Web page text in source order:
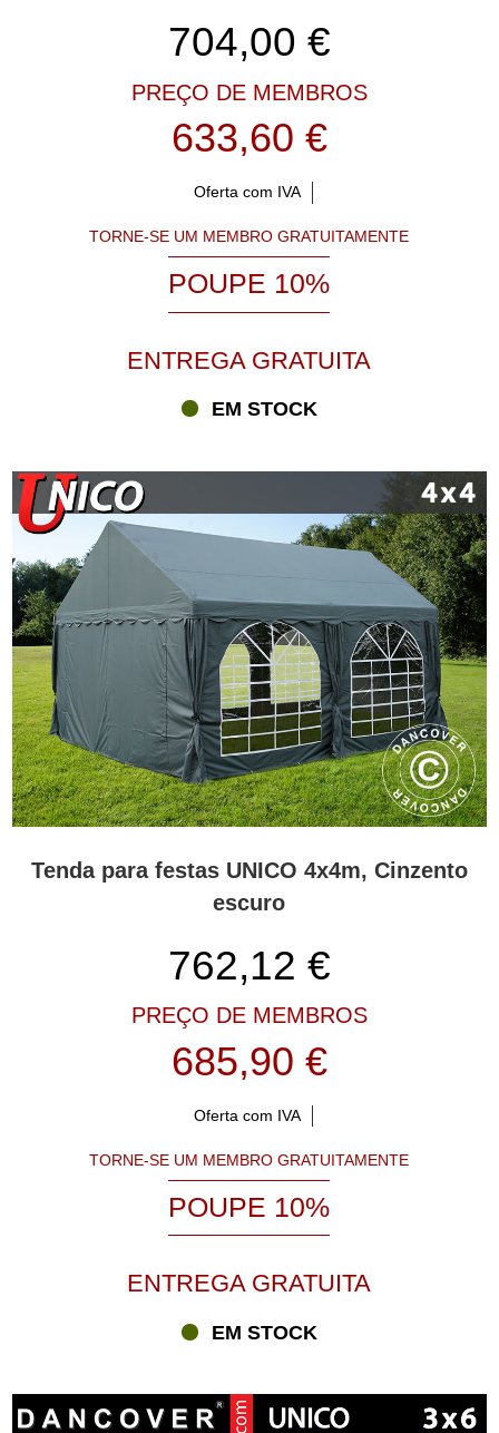
704,00 €
PREÇO DE MEMBROS
633,60 €
Oferta com IVA
TORNE-SE UM MEMBRO GRATUITAMENTE
POUPE 10%
ENTREGA GRATUITA
EM STOCK
Tenda para festas UNICO 4x4m, Cinzento
escuro
762,12 €
PREÇO DE MEMBROS
685,90 €
Oferta com IVA
TORNE-SE UM MEMBRO GRATUITAMENTE
POUPE 10%
ENTREGA GRATUITA
EM STOCK